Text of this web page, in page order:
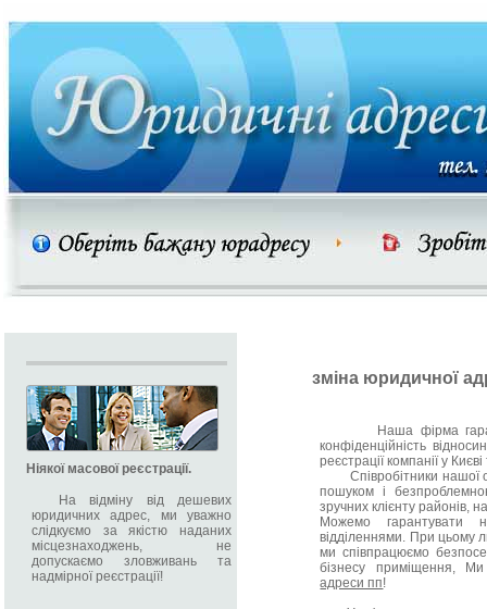
Ніякої масової реєстрації.
На відміну від дешевих
юридичних адрес, ми уважно
слідкуємо за якістю наданих
місцезнаходжень, не
допускаємо зловживань та
надмірної реєстрації!
зміна юридичної
Наша фірма
конфіденційність
реєстрації компанії у
Співробітники нашої
пошуком і
зручних клієнту районів,
Можемо гарантувати
відділеннями. При цьому
ми співпрацюємо
бізнесу приміщення,
адреси пп!